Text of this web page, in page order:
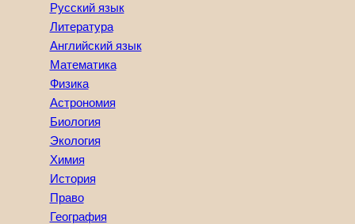
Русский язык
Литература
Английский язык
Математика
Физика
Астрономия
Биология
Экология
Химия
История
Право
География